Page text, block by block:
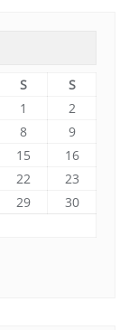
S
S
1
2
8
9
15
16
22
23
29
30